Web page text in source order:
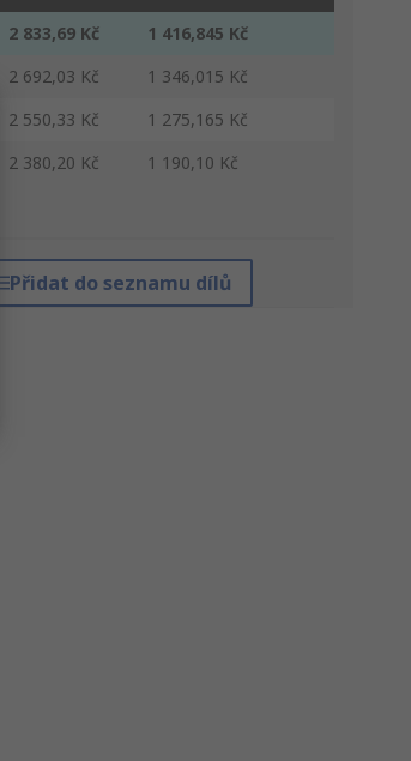
2 833,69 Kč
1 416,845 Kč
2 692,03 Kč
1 346,015 Kč
2 550,33 Kč
1 275,165 Kč
2 380,20 Kč 1 190,10 Kč
Přidat do seznamu dílů